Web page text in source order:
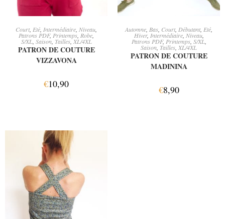
AJOUTER AU PANIER
Court Eté Intermédiaire Niveau
Patrons PDF, Printemps Robe
S/XL, Saison, Tailles,XL/4XL
PATRON DE COUTURE
VIZZAVONA
€10,90
AJOUTER AU PANIER
Automne Bas Court Débutant Eté
Hiver, Intermédiaire, Niveau,
Patrons PDF, Printemps, S/XL,
Saison Tailles XL/4XL
PATRON DE COUTURE
MADININA
€8,90